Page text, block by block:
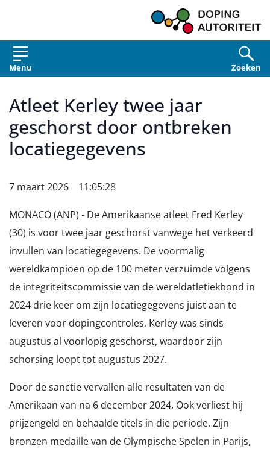
Menu Zoeken
Atleet Kerley twee jaar
geschorst door ontbreken
locatiegegevens
7 maart 2026 11:05:28
MONACO (ANP) - De Amerikaanse atleet Fred Kerley
(30) is voor twee jaar geschorst vanwege het verkeerd
invullen van locatiegegevens. De voormalig
wereldkampioen op de 100 meter verzuimde volgens
de integriteitscommissie van de wereldatletiekbond in
2024 drie keer om zijn locatiegegevens juist aan te
leveren voor dopingcontroles. Kerley was sinds
augustus al voorlopig geschorst, waardoor zijn
schorsing loopt tot augustus 2027.
Door de sanctie vervallen alle resultaten van de
Amerikaan van na 6 december 2024. Ook verliest hij
prijzengeld en behaalde titels in die periode. Zijn
bronzen medaille van de Olympische Spelen in Parijs,